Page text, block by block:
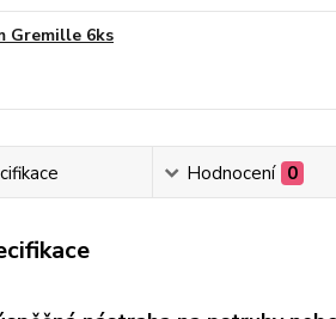
Gremille 6ks
Hodnocení 0